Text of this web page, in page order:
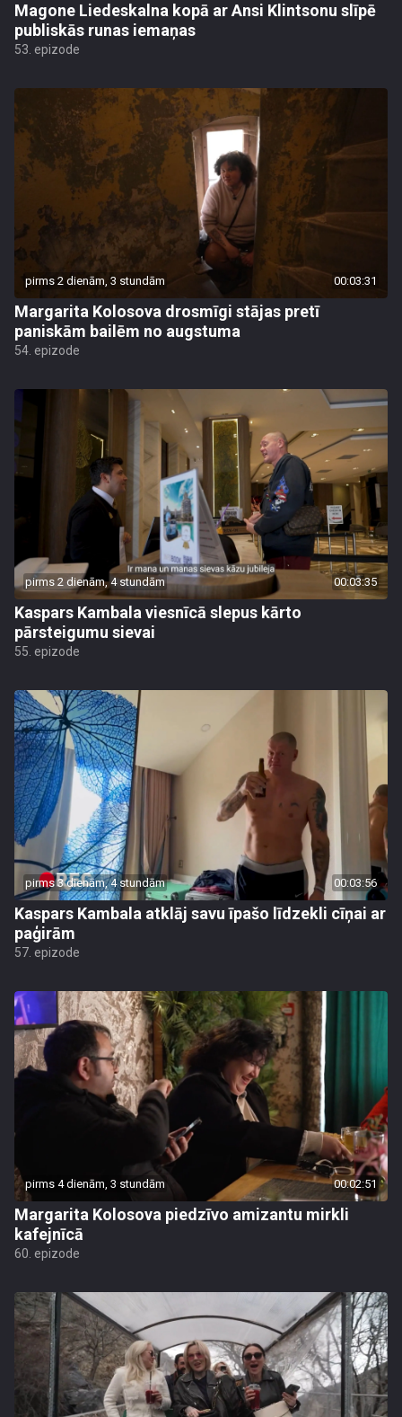
Magone Liedeskalna kopā ar Ansi Klintsonu slīpē
publiskās runas iemaņas
53. epizode
pirms 2 dienām, 3 stundām 00:03:31
Margarita Kolosova drosmīgi stājas pretī
paniskām bailēm no augstuma
54. epizode
pirms 2 dienām, 4 stundām 00:03:35
Kaspars Kambala viesnīcā slepus kārto
pārsteigumu sievai
55. epizode
pirms 3 dienām, 4 stundām 00:03:56
Kaspars Kambala atklāj savu īpašo līdzekli cīņai ar
paģirām
57. epizode
pirms 4 dienām, 3 stundām 00:02:51
Margarita Kolosova piedzīvo amizantu mirkli
kafejnīcā
60. epizode